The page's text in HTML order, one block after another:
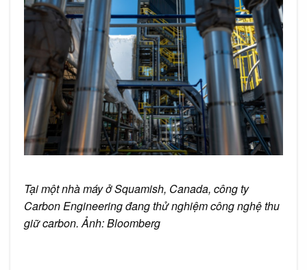
Tại một nhà máy ở Squamish, Canada, công ty
Carbon Engineering đang thử nghiệm công nghệ thu
giữ carbon. Ảnh: Bloomberg